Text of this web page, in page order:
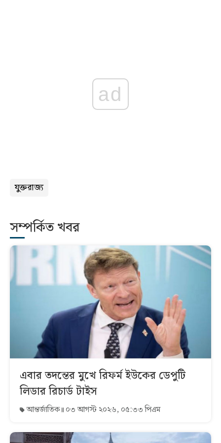
ad
যুক্তরাজ্য
সম্পর্কিত খবর
এবার তদন্তের মুখে রিফর্ম ইউকের ডেপুটি
লিডার রিচার্ড টাইস
আন্তর্জাতিক ০৩ আগস্ট ২০২৬, ০৫:৩৩ পিএম